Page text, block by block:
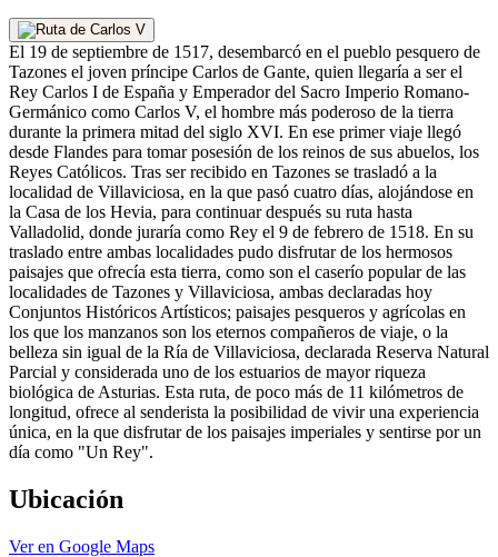
El 19 de septiembre de 1517, desembarcó en el pueblo pesquero de
Tazones el joven príncipe Carlos de Gante, quien llegaría a ser el
Rey Carlos I de España y Emperador del Sacro Imperio Romano-
Germánico como Carlos V, el hombre más poderoso de la tierra
durante la primera mitad del siglo XVI. En ese primer viaje llegó
desde Flandes para tomar posesión de los reinos de sus abuelos, los
Reyes Católicos. Tras ser recibido en Tazones se trasladó a la
localidad de Villaviciosa, en la que pasó cuatro días, alojándose en
la Casa de los Hevia, para continuar después su ruta hasta
Valladolid, donde juraría como Rey el 9 de febrero de 1518. En su
traslado entre ambas localidades pudo disfrutar de los hermosos
paisajes que ofrecía esta tierra, como son el caserío popular de las
localidades de Tazones y Villaviciosa, ambas declaradas hoy
Conjuntos Históricos Artísticos; paisajes pesqueros y agrícolas en
los que los manzanos son los eternos compañeros de viaje, o la
belleza sin igual de la Ría de Villaviciosa, declarada Reserva Natural
Parcial y considerada uno de los estuarios de mayor riqueza
biológica de Asturias. Esta ruta, de poco más de 11 kilómetros de
longitud, ofrece al senderista la posibilidad de vivir una experiencia
única, en la que disfrutar de los paisajes imperiales y sentirse por un
día como "Un Rey".
Ubicación
Ver en Google Maps